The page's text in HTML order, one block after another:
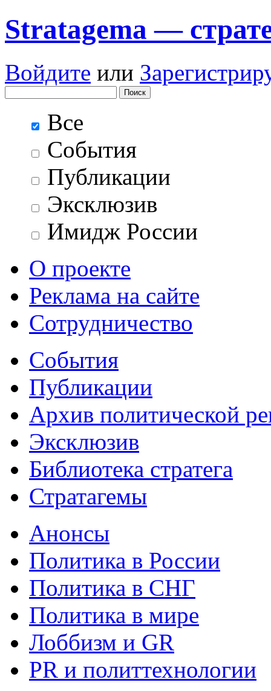
Stratagema —
Войдите или
Все
События
Публикации
Эксклюзив
Имидж России
О проекте
Реклама на сайте
Сотрудничество
События
Публикации
Архив политической
Эксклюзив
Библиотека стратега
Стратагемы
Анонсы
Политика в России
Политика в СНГ
Политика в мире
Лоббизм и GR
PR и политтехнологии